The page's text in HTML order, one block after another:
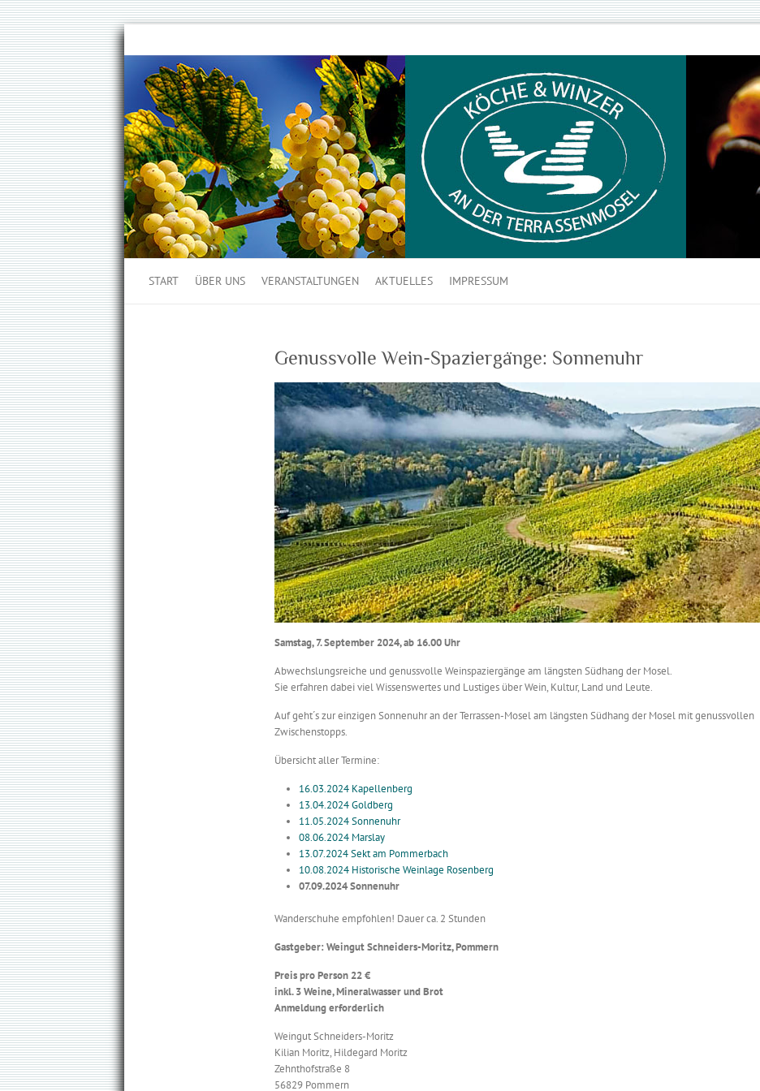
START ÜBER UNS VERANSTALTUNGEN AKTUELLES IMPRESSUM
Genussvolle Wein-Spaziergänge: Sonnenuhr
Samstag, 7. September 2024, ab 16.00 Uhr
Abwechslungsreiche und genussvolle Wein­spaziergänge am längsten Südhang der Mosel.
Sie erfahren dabei viel Wissenswertes und Lustiges über Wein, Kultur, Land und Leute.
Auf geht´s zur einzigen Sonnen­uhr an der Terrassen-Mosel am längsten Südhang der Mosel mit genussvollen
Zwischenstopps.
Übersicht aller Termine:
16.03.2024 Kapellenberg
13.04.2024 Goldberg
11.05.2024 Sonnenuhr
08.06.2024 Marslay
13.07.2024 Sekt am Pommerbach
10.08.2024 Historische Weinlage Rosenberg
07.09.2024 Sonnenuhr
Wanderschuhe empfohlen! Dauer ca. 2 Stunden
Gastgeber: Weingut Schneiders-Moritz, Pommern
Preis pro Person 22 €
inkl. 3 Weine, Mineralwasser und Brot
Anmeldung erforderlich
Weingut Schneiders-Moritz
Kilian Moritz, Hildegard Moritz
Zehnthofstraße 8
56829 Pommern